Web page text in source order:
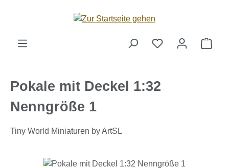
Zum Hauptinhalt springen
Pokale mit Deckel 1:32
Nenngröße 1
Tiny World Miniaturen by ArtSL
Bildergalerie überspringen